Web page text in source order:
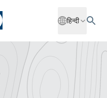
हिन्दी